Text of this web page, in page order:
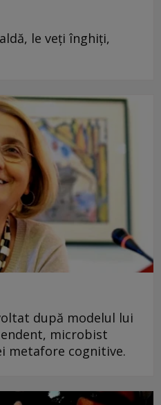
le veţi înghiţi,
după modelul lui
microbist
metafore cognitive.